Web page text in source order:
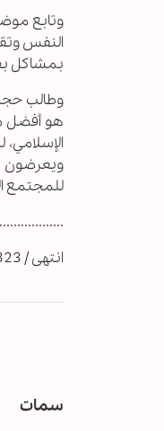
وتابع
النفس
بمشاكل
وطالب
هو أفضل
ويعرضون
للمجتمع
انتهى / 323
سمات